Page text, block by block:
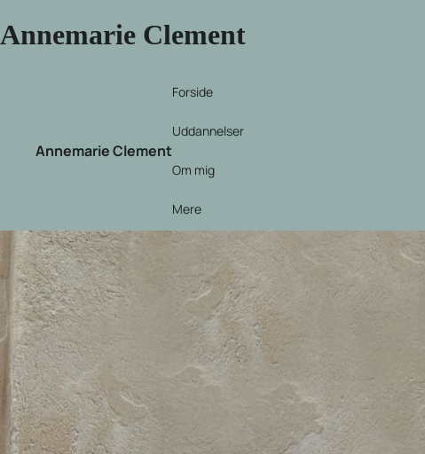
Annemarie Clement
Annemarie Clement
Forside
Uddannelser
Om mig
Mere